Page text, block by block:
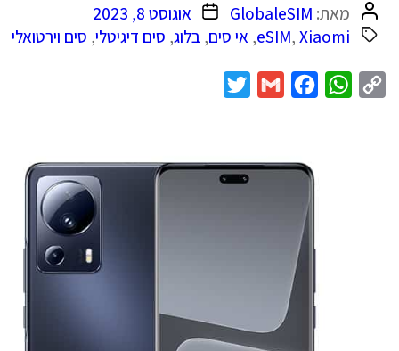
המחבר
הפוסט
מאת: GlobaleSIM תאריך
פוסט
אוגוסט 8, 2023
eSIM,Xiaomi
, אי סים,בלוג, סים דיגיטלי, סים וירטואלי
Copy
WhatsApp
Facebook
Gmail